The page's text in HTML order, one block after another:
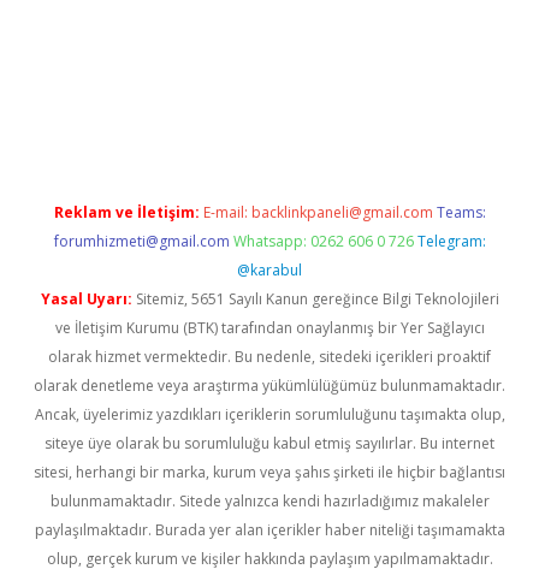
Reklam ve İletişim: E-mail: backlinkpaneli@gmail.com Teams:
forumhizmeti@gmail.com Whatsapp: 0262 606 0 726 Telegram:
@karabul
Yasal Uyarı: Sitemiz, 5651 Sayılı Kanun gereğince Bilgi Teknolojileri
ve İletişim Kurumu (BTK) tarafından onaylanmış bir Yer Sağlayıcı
olarak hizmet vermektedir. Bu nedenle, sitedeki içerikleri proaktif
olarak denetleme veya araştırma yükümlülüğümüz bulunmamaktadır.
Ancak, üyelerimiz yazdıkları içeriklerin sorumluluğunu taşımakta olup,
siteye üye olarak bu sorumluluğu kabul etmiş sayılırlar. Bu internet
sitesi, herhangi bir marka, kurum veya şahıs şirketi ile hiçbir bağlantısı
bulunmamaktadır. Sitede yalnızca kendi hazırladığımız makaleler
paylaşılmaktadır. Burada yer alan içerikler haber niteliği taşımamakta
olup, gerçek kurum ve kişiler hakkında paylaşım yapılmamaktadır.